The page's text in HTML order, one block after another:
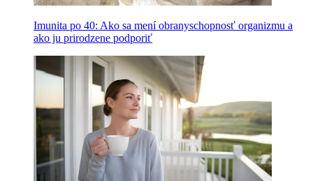
Imunita po 40: Ako sa mení obranyschopnosť organizmu a
ako ju prirodzene podporiť